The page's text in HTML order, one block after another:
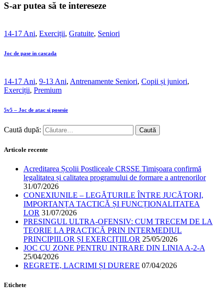
S-ar putea să te intereseze
14-17 Ani, Exerciții, Gratuite, Seniori
Joc de pase in cascada
14-17 Ani, 9-13 Ani, Antrenamente Seniori, Copii și juniori,
Exerciții, Premium
5v5 – Joc de atac si posesie
Caută după:
Articole recente
Acreditarea Școlii Postliceale CRSSE Timișoara confirmă
legalitatea și calitatea programului de formare a antrenorilor
31/07/2026
CONEXIUNILE – LEGĂTURILE ÎNTRE JUCĂTORI,
IMPORTANȚA TACTICĂ ȘI FUNCȚIONALITATEA
LOR 31/07/2026
PRESINGUL ULTRA-OFENSIV: CUM TRECEM DE LA
TEORIE LA PRACTICĂ PRIN INTERMEDIUL
PRINCIPIILOR ȘI EXERCIȚIILOR 25/05/2026
JOC CU ZONE PENTRU INTRARE DIN LINIA A-2-A
25/04/2026
REGRETE, LACRIMI ȘI DURERE 07/04/2026
Etichete